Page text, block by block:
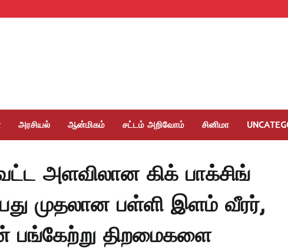
அரசியல் ஆன்மிகம் சட்டம் அறிவோம் சினிமா
அளவிலான கிக் பாக்சிங்
முதலான பள்ளி இளம் வீரர்,
திறமைகளை